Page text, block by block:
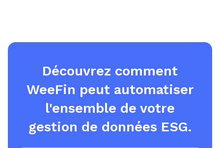
Découvrez comment
WeeFin peut automatiser
l'ensemble de votre
gestion de données ESG.